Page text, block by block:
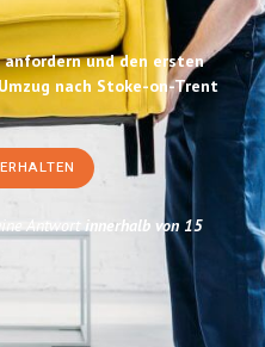
und den ersten
nach Stoke-on-Trent
Antwortinnerhalb von 15